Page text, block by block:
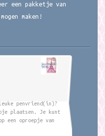
een pakketje van
maken!
penvriend(in)?
plaatsen. Je kunt
een oproepje van